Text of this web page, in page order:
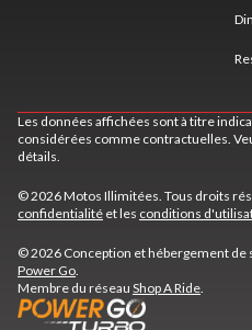
Les données affichées sont à titre
considérées comme contractuelles.
détails.
© 2026 Motos Illimitées. Tous droits
confidentialité et les conditions
© 2026 Conception et hébergement de
Power Go.
Membre du réseau Shop A Ride.